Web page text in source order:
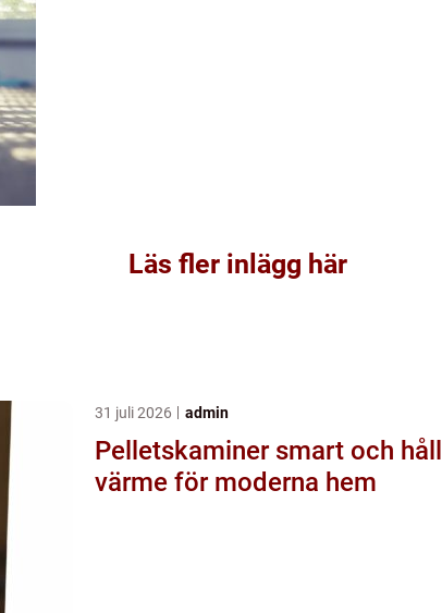
Läs fler inlägg här
31 juli 2026 admin
Pelletskaminer smart och hållbar
värme för moderna hem